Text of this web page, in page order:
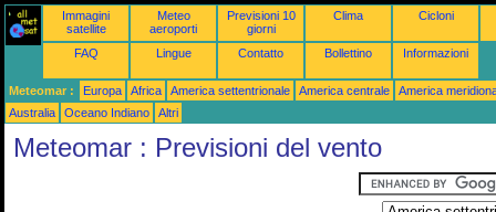
Immagini
satellite
Meteo
aeroporti
Previsioni 10
giorni
Clima Cicloni
FAQ Lingue Contatto Bollettino Informazioni
Meteomar : Europa Africa America settentrionale America centrale
America
Australia
Oceano Indiano Altri
Meteomar : Previsioni del vento